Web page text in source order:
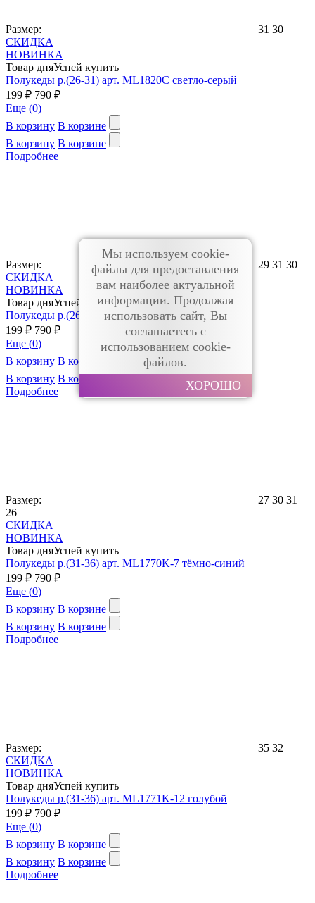
Размер: 31 30
СКИДКА
НОВИНКА
Товар дняУспей купить
Полукеды р.(26-31) арт. ML1820C светло-серый
199 ₽ 790 ₽
Еще (0)
В корзину В корзине
В корзину В корзине
Подробнее
Размер: 29 31 30
СКИДКА
НОВИНКА
Товар дняУспей купить
Полукеды р.(26-31) арт. ML1823C мятный
199 ₽ 790 ₽
Еще (0)
В корзину В корзине
В корзину В корзине
Подробнее
Размер: 27 30 31
26
СКИДКА
НОВИНКА
Товар дняУспей купить
Полукеды р.(31-36) арт. ML1770K-7 тёмно-синий
199 ₽ 790 ₽
Еще (0)
В корзину В корзине
В корзину В корзине
Подробнее
Размер: 35 32
СКИДКА
НОВИНКА
Товар дняУспей купить
Полукеды р.(31-36) арт. ML1771K-12 голубой
199 ₽ 790 ₽
Еще (0)
В корзину В корзине
В корзину В корзине
Подробнее
Мы используем cookie-
файлы для предоставления
вам наиболее актуальной
информации. Продолжая
использовать сайт, Вы
соглашаетесь с
использованием cookie-
файлов.
ХОРОШО